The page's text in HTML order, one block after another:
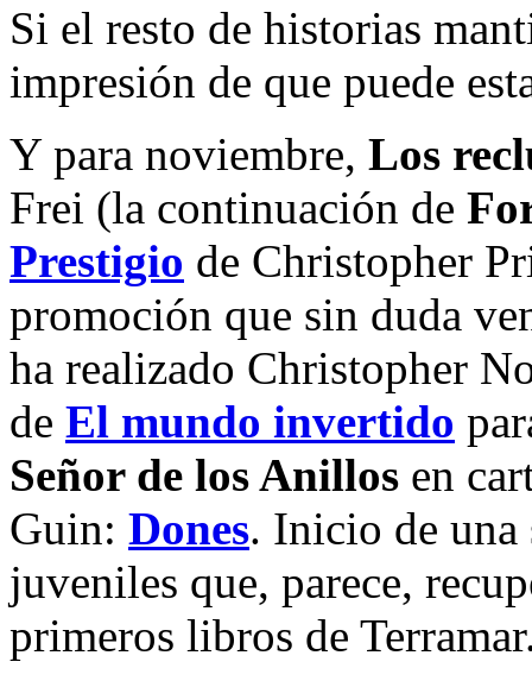
Si el resto de historias
impresión de que puede
Y para noviembre, Los
Frei (la continuación de
Prestigio de Christopher
promoción que sin duda
ha realizado Christopher
de El mundo invertido
Señor de los Anillos en
Guin: Dones. Inicio de una
juveniles que, parece,
primeros libros de